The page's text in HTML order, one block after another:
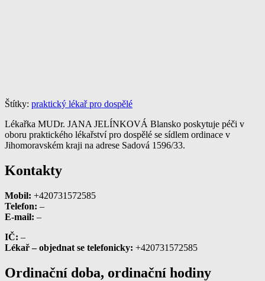
Štítky: praktický lékař pro dospělé
Lékařka MUDr. JANA JELÍNKOVÁ Blansko poskytuje péči v
oboru praktického lékařství pro dospělé se sídlem ordinace v
Jihomoravském kraji na adrese Sadová 1596/33.
Kontakty
Mobil: +420731572585
Telefon: –
E-mail: –
IČ: –
Lékař – objednat se telefonicky: +420731572585
Ordinační doba, ordinační hodiny